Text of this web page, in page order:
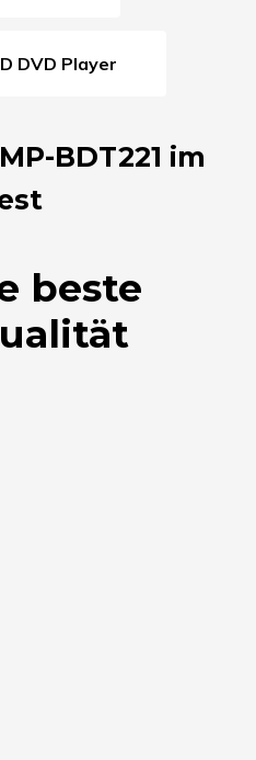
DVD Player
BDT221 im
beste